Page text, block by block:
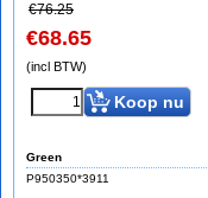
€76.25
€68.65
(incl BTW)
Koop nu
Green
P950350*3911